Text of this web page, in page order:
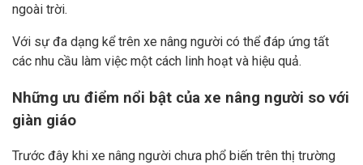
ngoài trời.
Với sự đa dạng kể trên xe nâng người có thể đáp ứng tất
các nhu cầu làm việc một cách linh hoạt và hiệu quả.
Những ưu điểm nổi bật của xe nâng người so với
giàn giáo
Trước đây khi xe nâng người chưa phổ biến trên thị trường